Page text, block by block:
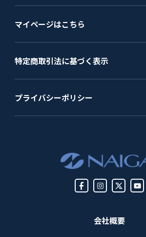
会社概要
マイページはこちら
特定商取引法に基づく表示
プライバシーポリシー